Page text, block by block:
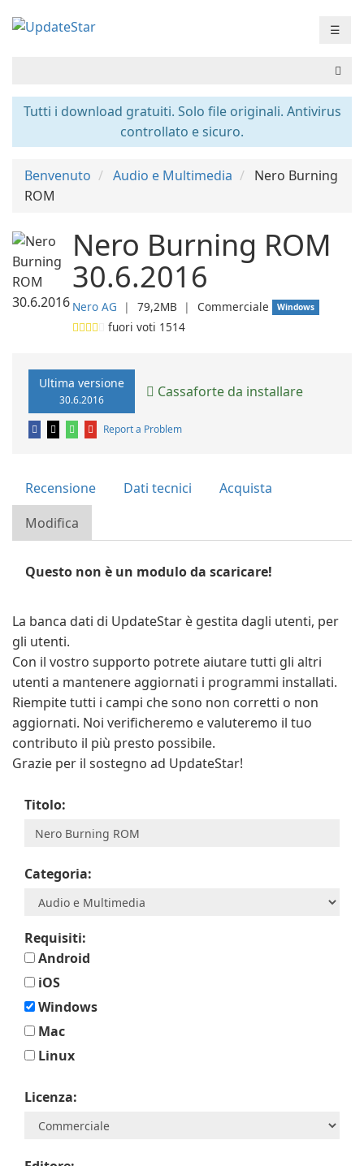
☰
Tutti i download gratuiti. Solo file originali. Antivirus
controllato e sicuro.
Benvenuto Audio e Multimedia
Nero Burning
ROM
Nero Burning ROM
30.6.2016
Nero AG ❘ 79,2MB ❘ Commerciale Windows
fuori voti 1514
Ultima versione
30.6.2016 Cassaforte da installare
Report a Problem
Recensione Dati tecnici
Acquista
Modifica
Questo non è un modulo da scaricare!
La banca dati di UpdateStar è gestita dagli utenti, per
gli utenti.
Con il vostro supporto potrete aiutare tutti gli altri
utenti a mantenere aggiornati i programmi installati.
Riempite tutti i campi che sono non corretti o non
aggiornati. Noi verificheremo e valuteremo il tuo
contributo il più presto possibile.
Grazie per il sostegno ad UpdateStar!
Titolo:
Categoria:
Requisiti:
Android
iOS
Windows
Mac
Linux
Licenza: